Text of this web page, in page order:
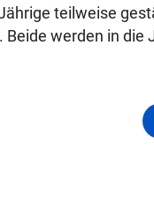
teilweise
werden in die